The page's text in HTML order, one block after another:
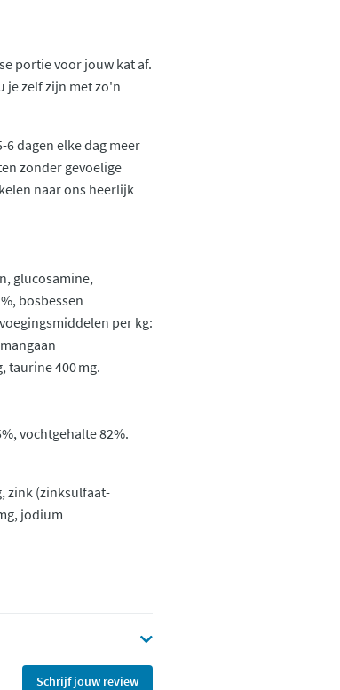
portie voor jouw kat af.
je zelf zijn met zo'n
6 dagen elke dag meer
zonder gevoelige
naar ons heerlijk
glucosamine,
bosbessen
per kg:
taurine 400 mg.
vochtgehalte 82%.
zink (zinksulfaat-
jodium
Schrijf jouw review